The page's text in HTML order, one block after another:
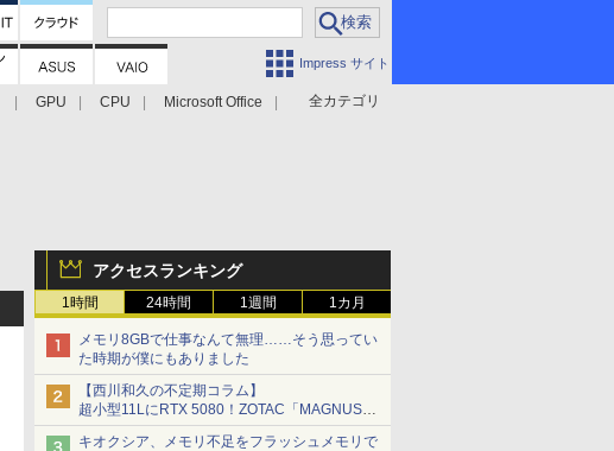
Impress サイト
全カテゴリ
GPU CPU
Microsoft Office
アクセスランキング
1時間 24時間 1週間 1カ月
メモリ8GBで仕事なんて無理……そう思ってい
た時期が僕にもありました
【西川和久の不定期コラム】
超小型11LにRTX 5080！ZOTAC「MAGNUS
ONE」最上位機の実力を探る
キオクシア、メモリ不足をフラッシュメモリで